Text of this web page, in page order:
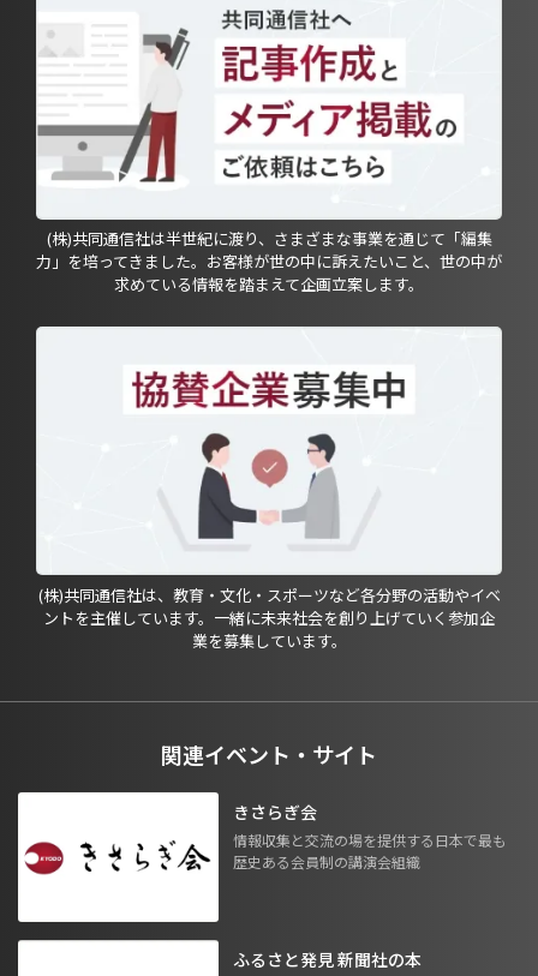
(株)共同通信社は半世紀に渡り、さまざまな事業を通じて「編集
力」を培ってきました。お客様が世の中に訴えたいこと、世の中が
求めている情報を踏まえて企画立案します。
(株)共同通信社は、教育・文化・スポーツなど各分野の活動やイベ
ントを主催しています。一緒に未来社会を創り上げていく参加企
業を募集しています。
関連イベント・サイト
きさらぎ会
情報収集と交流の場を提供する日本で最も
歴史ある会員制の講演会組織
ふるさと発見 新聞社の本